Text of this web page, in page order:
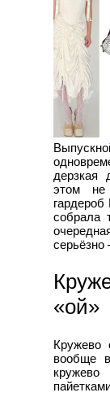
дерзкая
этом не
собрала
серьёзно
«ой»
Кружево
вообще